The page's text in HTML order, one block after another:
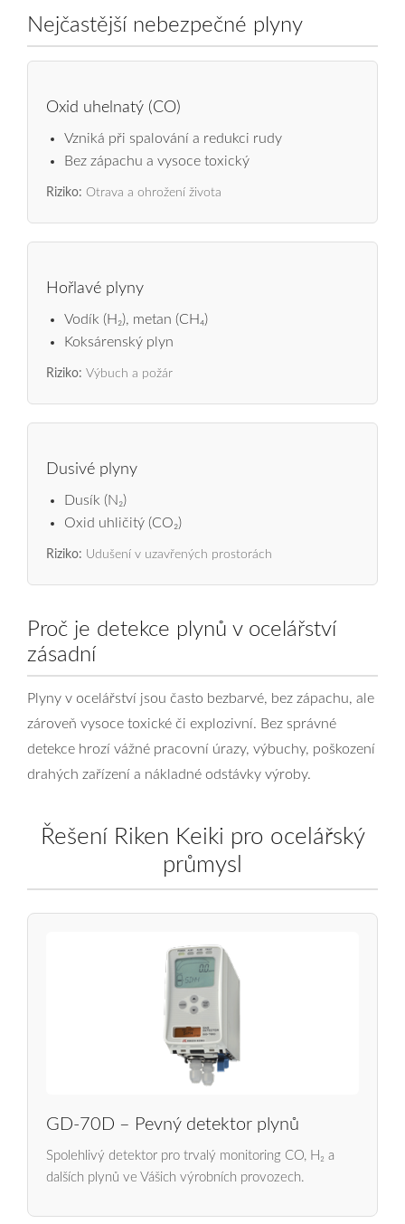
Nejčastější nebezpečné plyny
Oxid uhelnatý (CO)
Vzniká při spalování a redukci rudy
Bez zápachu a vysoce toxický
Riziko: Otrava a ohrožení života
Hořlavé plyny
Vodík (H₂), metan (CH₄)
Koksárenský plyn
Riziko: Výbuch a požár
Dusivé plyny
Dusík (N₂)
Oxid uhličitý (CO₂)
Riziko: Udušení v uzavřených prostorách
Proč je detekce plynů v ocelářství
zásadní
Plyny v ocelářství jsou často bezbarvé, bez zápachu, ale
zároveň vysoce toxické či explozivní. Bez správné
detekce hrozí vážné pracovní úrazy, výbuchy, poškození
drahých zařízení a nákladné odstávky výroby.
Řešení Riken Keiki pro ocelářský
průmysl
GD-70D – Pevný detektor plynů
Spolehlivý detektor pro trvalý monitoring CO, H₂ a
dalších plynů ve Vášich výrobních provozech.